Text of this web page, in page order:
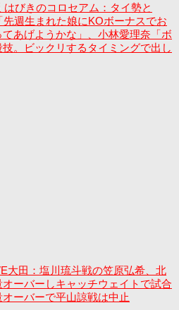
びきのコロセアム：タイ勢と
先週生まれた娘にKOボーナスでお
あげようかな」、小林愛理奈「ボ
。ビックリするタイミングで出し
大田：塩川琉斗戦の笠原弘希、北
ーバーしキャッチウェイトで試合
ーバーで平山諒戦は中止